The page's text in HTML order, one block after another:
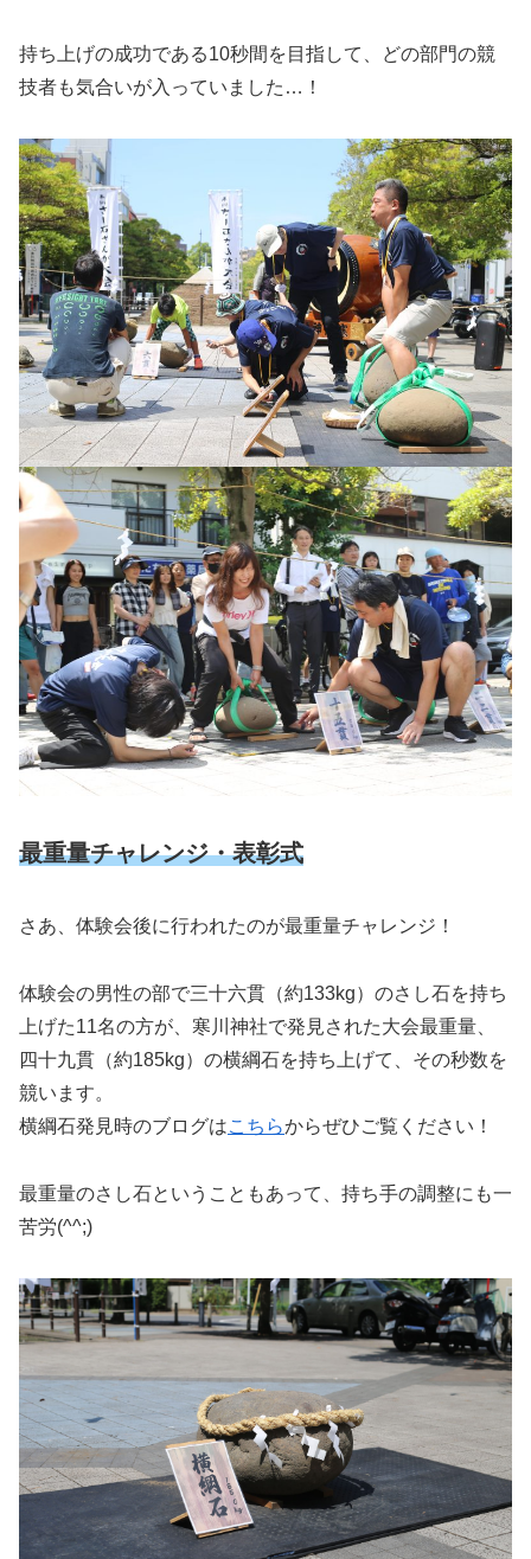
持ち上げの成功である10秒間を目指して、どの部門の競
技者も気合いが入っていました…！
最重量チャレンジ・表彰式
さあ、体験会後に行われたのが最重量チャレンジ！
体験会の男性の部で三十六貫（約133kg）のさし石を持ち
上げた11名の方が、寒川神社で発見された大会最重量、
四十九貫（約185kg）の横綱石を持ち上げて、その秒数を
競います。
横綱石発見時のブログはこちらからぜひご覧ください！
最重量のさし石ということもあって、持ち手の調整にも一
苦労(^^;)